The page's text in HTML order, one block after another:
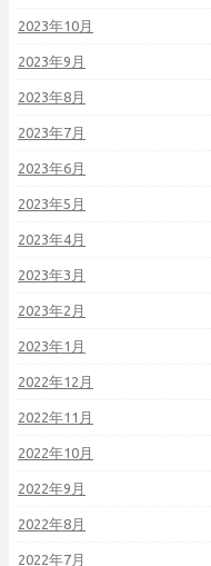
2023年10月
2023年9月
2023年8月
2023年7月
2023年6月
2023年5月
2023年4月
2023年3月
2023年2月
2023年1月
2022年12月
2022年11月
2022年10月
2022年9月
2022年8月
2022年7月